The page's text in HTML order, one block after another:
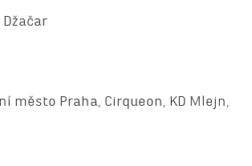
město Praha, Cirqueon, KD Mlejn,